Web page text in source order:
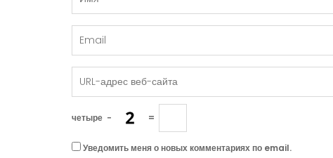
четыре − =
Уведомить меня о новых комментариях по email.